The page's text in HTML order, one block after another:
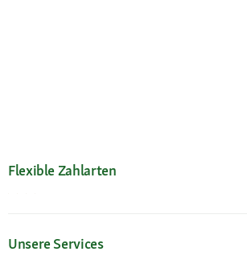
Flexible Zahlarten
Unsere Services